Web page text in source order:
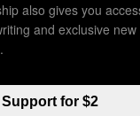
20
to
also gives you
and exclusive new
Support for $2